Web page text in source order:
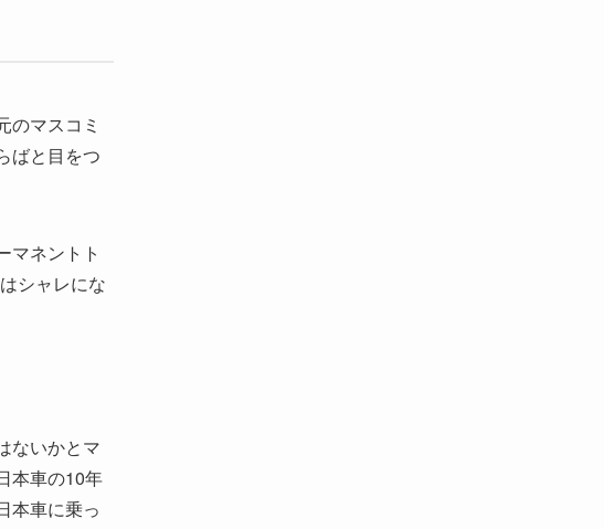
のマスコミ
ばと目をつ
マネントト
シャレにな
ないかとマ
本車の10年
本車に乗っ